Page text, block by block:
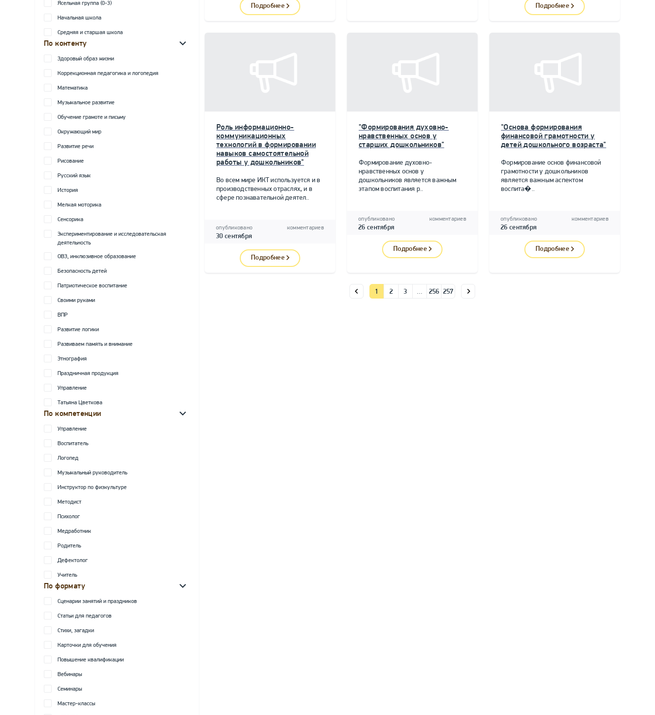
Ясельная группа (0-3)
Начальная школа
Средняя и старшая школа
По контенту
Здоровый образ жизни
Коррекционная педагогика и логопедия
Математика
Музыкальное развитие
Обучение грамоте и письму
Окружающий мир
Развитие речи
Рисование
Русский язык
История
Мелкая моторика
Сенсорика
Экспериментирование и исследовательская
деятельность
ОВЗ, инклюзивное образование
Безопасность детей
Патриотическое воспитание
Своими руками
ВПР
Развитие логики
Развиваем память и внимание
Этнография
Праздничная продукция
Управление
Татьяна Цветкова
По компетенции
Управление
Воспитатель
Логопед
Музыкальный руководитель
Инструктор по физкультуре
Методист
Психолог
Медработник
Родитель
Дефектолог
Учитель
По формату
Сценарии занятий и праздников
Статьи для педагогов
Стихи, загадки
Карточки для обучения
Повышение квалификации
Вебинары
Семинары
Мастер-классы
Подробнее Подробнее
Роль информационно-
коммуникационных
технологий в формировании
навыков самостоятельной
работы у дошкольников"
Во всем мире ИКТ используется и в
производственных отраслях, и в
сфере познавательной деятел..
опубликовано
30 сентября
комментариев
Подробнее
"Формирования духовно-
нравственных основ у
старших дошкольников"
Формирование духовно-
нравственных основ у
дошкольников является важным
этапом воспитания р..
опубликовано
26 сентября
комментариев
Подробнее
"Основа формирования
финансовой грамотности у
детей дошкольного возраста"
Формирование основ финансовой
грамотности у дошкольников
является важным аспектом
воспита�..
опубликовано
26 сентября
комментариев
Подробнее
1 2 3 … 256 257